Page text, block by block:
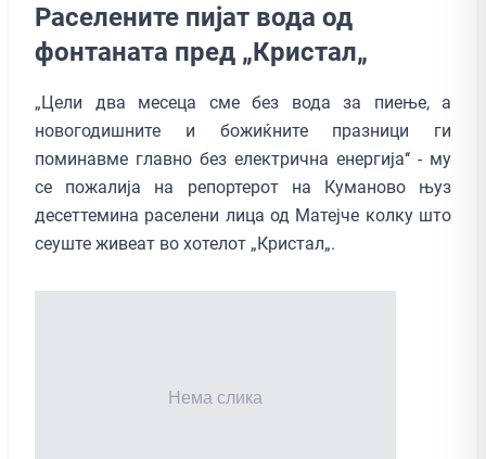
Раселените пијат вода од
фонтаната пред „Кристал„
„Цели два месеца сме без вода за пиење, а
новогодишните и божиќните празници ги
поминавме главно без електрична енергија‘‘ - му
се пожалија на репортерот на Куманово њуз
десеттемина раселени лица од Матејче колку што
сеуште живеат во хотелот „Кристал„.